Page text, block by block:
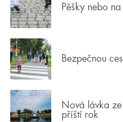
Pěšky nebo
Bezpečnou
Nová lávka
příští rok